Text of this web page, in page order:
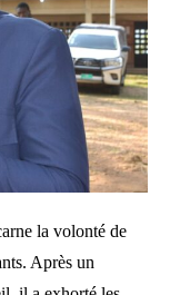
la volonté de
Après un